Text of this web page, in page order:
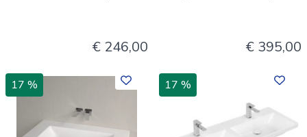
€ 246,00 € 395,00
17 % 17 %